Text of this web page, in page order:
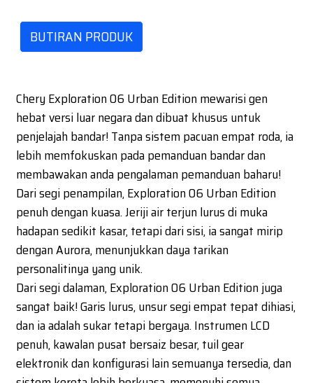
BUTIRAN PRODUK
Chery Exploration 06 Urban Edition mewarisi gen
hebat versi luar negara dan dibuat khusus untuk
penjelajah bandar! Tanpa sistem pacuan empat roda, ia
lebih memfokuskan pada pemanduan bandar dan
membawakan anda pengalaman pemanduan baharu!
Dari segi penampilan, Exploration 06 Urban Edition
penuh dengan kuasa. Jeriji air terjun lurus di muka
hadapan sedikit kasar, tetapi dari sisi, ia sangat mirip
dengan Aurora, menunjukkan daya tarikan
personalitinya yang unik.
Dari segi dalaman, Exploration 06 Urban Edition juga
sangat baik! Garis lurus, unsur segi empat tepat dihiasi,
dan ia adalah sukar tetapi bergaya. Instrumen LCD
penuh, kawalan pusat bersaiz besar, tuil gear
elektronik dan konfigurasi lain semuanya tersedia, dan